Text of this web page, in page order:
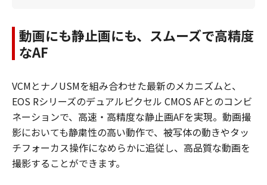
動画にも静止画にも、スムーズで高精度
なAF
VCMとナノUSMを組み合わせた最新のメカニズムと、
EOS Rシリーズのデュアルピクセル CMOS AFとのコンビ
ネーションで、高速・高精度な静止画AFを実現。動画撮
影においても静粛性の高い動作で、被写体の動きやタッ
チフォーカス操作になめらかに追従し、高品質な動画を
撮影することができます。